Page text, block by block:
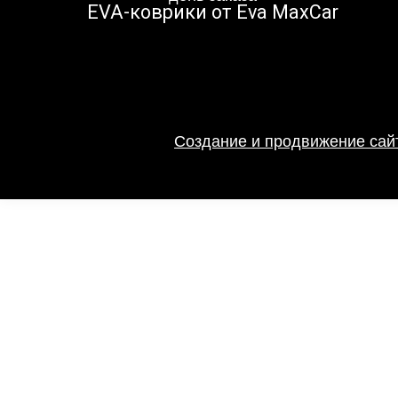
EVA-коврики от Eva MaxCar
Создание и продвижение